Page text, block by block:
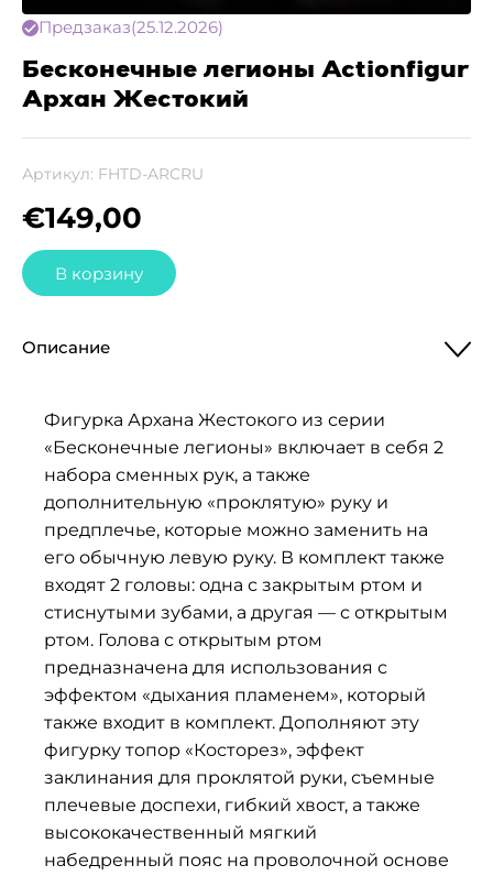
Предзаказ(25.12.2026)
Бесконечные легионы Actionfigur
Архан Жестокий
Артикул: FHTD-ARCRU
€149,00
В корзину
Описание
Фигурка Архана Жестокого из серии
«Бесконечные легионы» включает в себя 2
набора сменных рук, а также
дополнительную «проклятую» руку и
предплечье, которые можно заменить на
его обычную левую руку. В комплект также
входят 2 головы: одна с закрытым ртом и
стиснутыми зубами, а другая — с открытым
ртом. Голова с открытым ртом
предназначена для использования с
эффектом «дыхания пламенем», который
также входит в комплект. Дополняют эту
фигурку топор «Косторез», эффект
заклинания для проклятой руки, съемные
плечевые доспехи, гибкий хвост, а также
высококачественный мягкий
набедренный пояс на проволочной основе